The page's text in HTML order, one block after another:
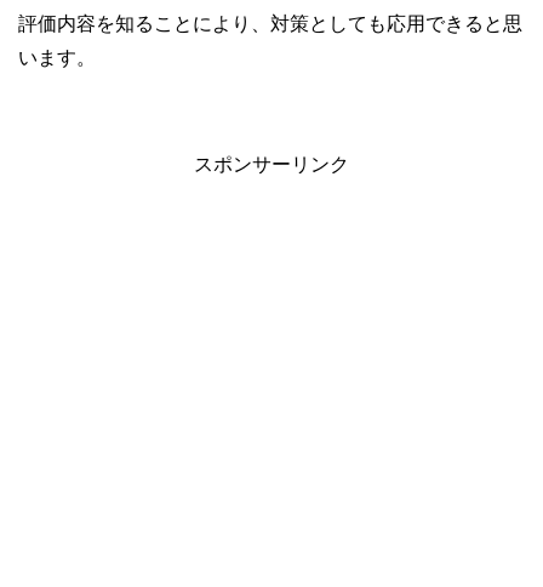
評価内容を知ることにより、対策としても応用できると思
います。
スポンサーリンク